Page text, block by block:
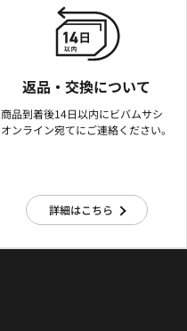
返品・交換について
商品到着後14日以内にビバムサシ
オンライン宛てにご連絡ください。
詳細はこちら